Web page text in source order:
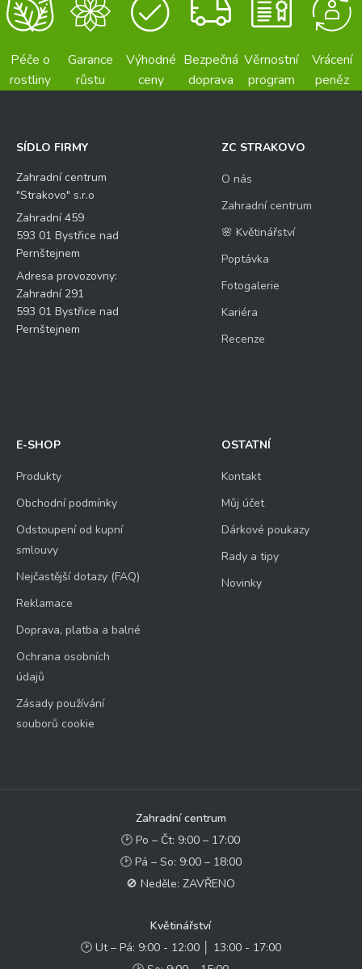
Péče o
rostliny
Garance
růstu
Výhodné
ceny
Bezpečná
doprava
Věrnostní
program
Vrácení
peněz
SÍDLO FIRMY
Zahradní centrum
"Strakovo" s.r.o
Zahradní 459
593 01 Bystřice nad
Pernštejnem
Adresa provozovny:
Zahradní 291
593 01 Bystřice nad
Pernštejnem
ZC STRAKOVO
O nás
Zahradní centrum
🌸 Květinářství
Poptávka
Fotogalerie
Kariéra
Recenze
E-SHOP
Produkty
Obchodní podmínky
Odstoupení od kupní
smlouvy
Nejčastější dotazy (FAQ)
Reklamace
Doprava, platba a balné
Ochrana osobních
údajů
Zásady používání
souborů cookie
OSTATNÍ
Kontakt
Můj účet
Dárkové poukazy
Rady a tipy
Novinky
Zahradní centrum
🕑 Po – Čt: 9:00 – 17:00
🕑 Pá – So: 9:00 – 18:00
🚫 Neděle: ZAVŘENO
Květinářství
🕑 Ut – Pá: 9:00 - 12:00 │ 13:00 - 17:00